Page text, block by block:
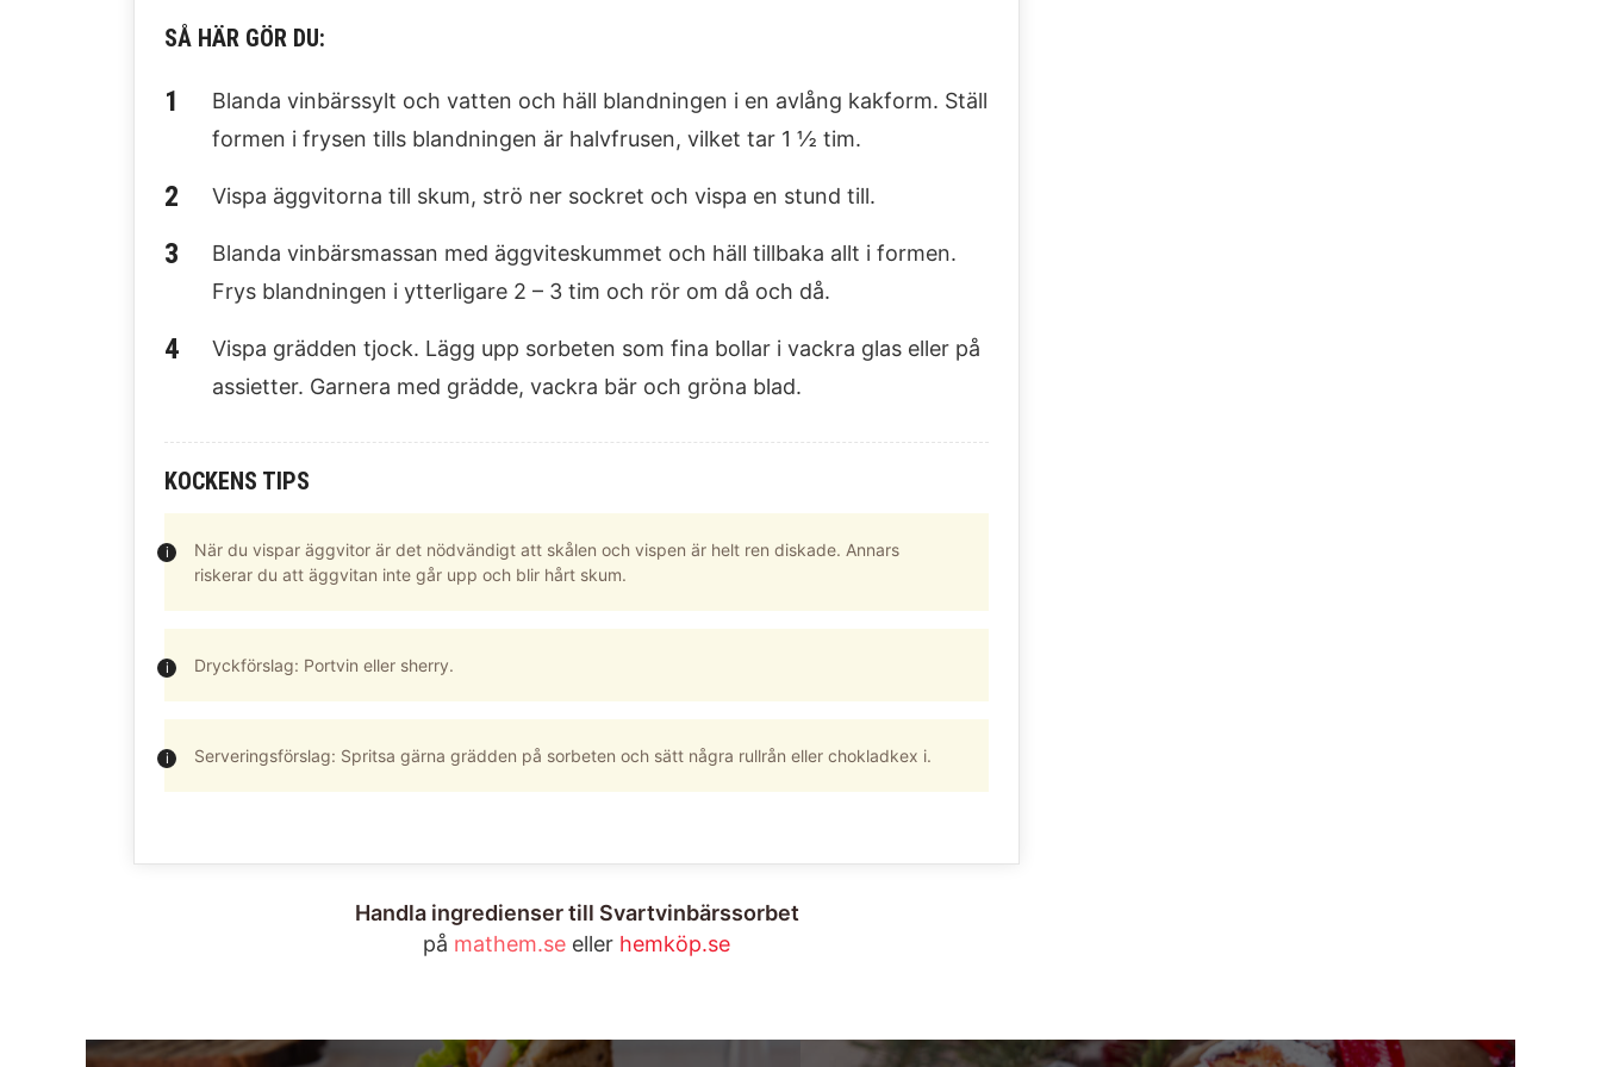
SÅ HÄR GÖR DU:
Blanda vinbärssylt och vatten och häll blandningen i en avlång kakform. Ställ
formen i frysen tills blandningen är halvfrusen, vilket tar 1 ½ tim.
Vispa äggvitorna till skum, strö ner sockret och vispa en stund till.
Blanda vinbärsmassan med äggviteskummet och häll tillbaka allt i formen.
Frys blandningen i ytterligare 2 – 3 tim och rör om då och då.
Vispa grädden tjock. Lägg upp sorbeten som fina bollar i vackra glas eller på
assietter. Garnera med grädde, vackra bär och gröna blad.
KOCKENS TIPS
När du vispar äggvitor är det nödvändigt att skålen och vispen är helt ren diskade. Annars
riskerar du att äggvitan inte går upp och blir hårt skum.
Dryckförslag: Portvin eller sherry.
Serveringsförslag: Spritsa gärna grädden på sorbeten och sätt några rullrån eller chokladkex i.
Handla ingredienser till Svartvinbärssorbet
på mathem.se eller hemköp.se